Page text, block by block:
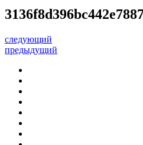
следующий
предыдущий